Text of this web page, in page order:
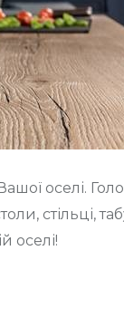
оселі.
стільці,
оселі!